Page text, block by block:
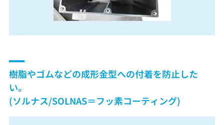
樹脂やゴムなどの成形金型への付着を防止した
い。
(ソルナス/SOLNAS＝フッ素コーティング)